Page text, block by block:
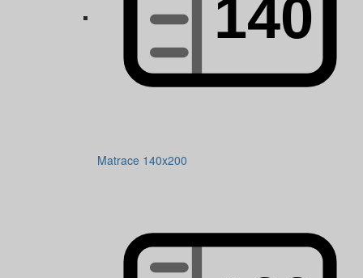
Matrace 140x200